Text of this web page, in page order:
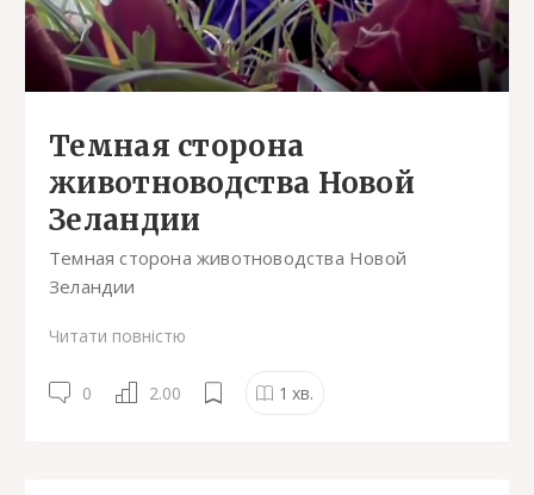
Темная сторона
животноводства Новой
Зеландии
Темная сторона животноводства Новой
Зеландии
Читати повністю
0 2.00 1 хв.